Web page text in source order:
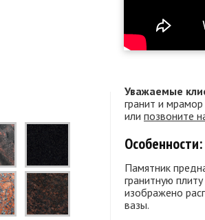
Уважаемые
гранит и
или позвоните
Особенности:
Памятник
гранитную
изображено
вазы.